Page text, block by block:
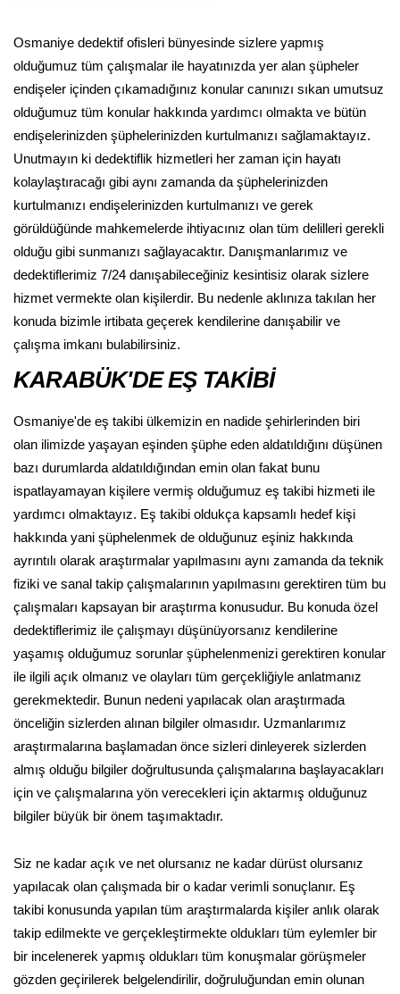
Osmaniye dedektif ofisleri bünyesinde sizlere yapmış
olduğumuz tüm çalışmalar ile hayatınızda yer alan şüpheler
endişeler içinden çıkamadığınız konular canınızı sıkan umutsuz
olduğumuz tüm konular hakkında yardımcı olmakta ve bütün
endişelerinizden şüphelerinizden kurtulmanızı sağlamaktayız.
Unutmayın ki dedektiflik hizmetleri her zaman için hayatı
kolaylaştıracağı gibi aynı zamanda da şüphelerinizden
kurtulmanızı endişelerinizden kurtulmanızı ve gerek
görüldüğünde mahkemelerde ihtiyacınız olan tüm delilleri gerekli
olduğu gibi sunmanızı sağlayacaktır. Danışmanlarımız ve
dedektiflerimiz 7/24 danışabileceğiniz kesintisiz olarak sizlere
hizmet vermekte olan kişilerdir. Bu nedenle aklınıza takılan her
konuda bizimle irtibata geçerek kendilerine danışabilir ve
çalışma imkanı bulabilirsiniz.
KARABÜK'DE EŞ TAKİBİ
Osmaniye'de eş takibi ülkemizin en nadide şehirlerinden biri
olan ilimizde yaşayan eşinden şüphe eden aldatıldığını düşünen
bazı durumlarda aldatıldığından emin olan fakat bunu
ispatlayamayan kişilere vermiş olduğumuz eş takibi hizmeti ile
yardımcı olmaktayız. Eş takibi oldukça kapsamlı hedef kişi
hakkında yani şüphelenmek de olduğunuz eşiniz hakkında
ayrıntılı olarak araştırmalar yapılmasını aynı zamanda da teknik
fiziki ve sanal takip çalışmalarının yapılmasını gerektiren tüm bu
çalışmaları kapsayan bir araştırma konusudur. Bu konuda özel
dedektiflerimiz ile çalışmayı düşünüyorsanız kendilerine
yaşamış olduğumuz sorunlar şüphelenmenizi gerektiren konular
ile ilgili açık olmanız ve olayları tüm gerçekliğiyle anlatmanız
gerekmektedir. Bunun nedeni yapılacak olan araştırmada
önceliğin sizlerden alınan bilgiler olmasıdır. Uzmanlarımız
araştırmalarına başlamadan önce sizleri dinleyerek sizlerden
almış olduğu bilgiler doğrultusunda çalışmalarına başlayacakları
için ve çalışmalarına yön verecekleri için aktarmış olduğunuz
bilgiler büyük bir önem taşımaktadır.
Siz ne kadar açık ve net olursanız ne kadar dürüst olursanız
yapılacak olan çalışmada bir o kadar verimli sonuçlanır. Eş
takibi konusunda yapılan tüm araştırmalarda kişiler anlık olarak
takip edilmekte ve gerçekleştirmekte oldukları tüm eylemler bir
bir incelenerek yapmış oldukları tüm konuşmalar görüşmeler
gözden geçirilerek belgelendirilir, doğruluğundan emin olunan